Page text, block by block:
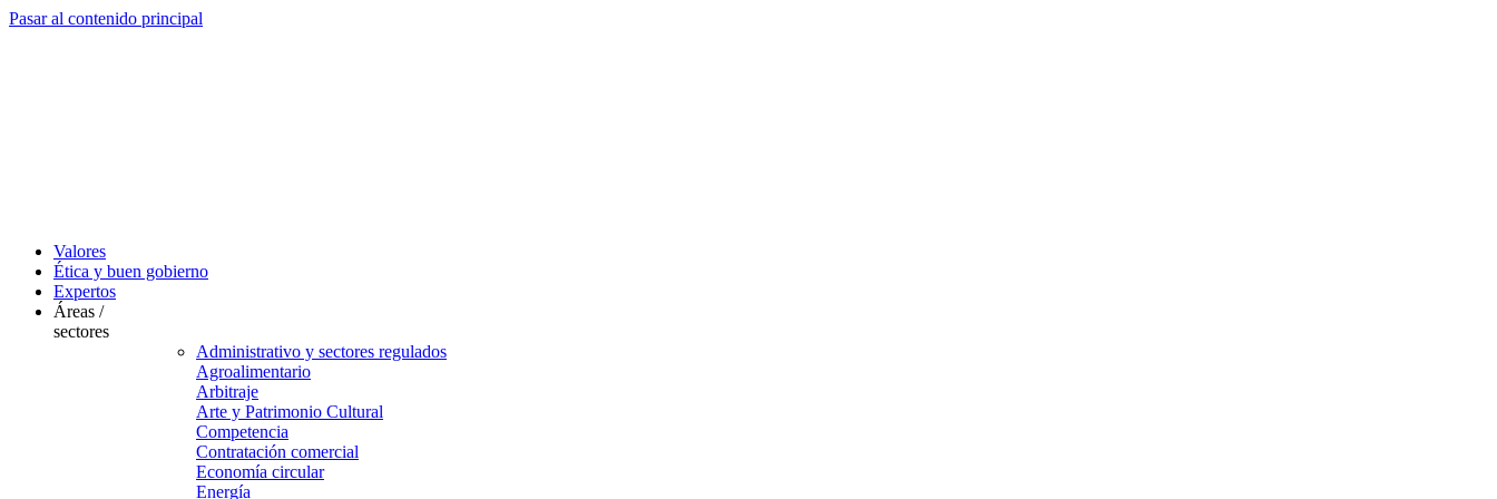
Pasar al contenido principal
Valores
Ética y buen gobierno
Expertos
Áreas /
sectores
Administrativo y sectores regulados
Agroalimentario
Arbitraje
Arte y Patrimonio Cultural
Competencia
Contratación comercial
Economía circular
Energía